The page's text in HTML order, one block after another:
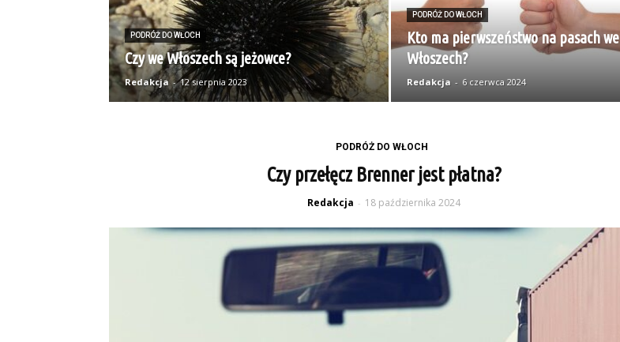
PODRÓŻ DO WŁOCH
Czy we Włoszech są jeżowce?
Redakcja - 12 sierpnia 2023
PODRÓŻ DO WŁOCH
Kto ma pierwszeństwo na pasach we
Włoszech?
Redakcja - 6 czerwca 2024
PODRÓŻ DO WŁOCH
Czy przełęcz Brenner jest płatna?
Redakcja - 18 października 2024